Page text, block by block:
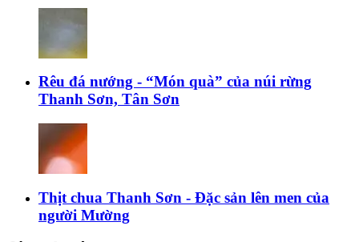
Rêu đá nướng - “Món quà” của núi rừng
Thanh Sơn, Tân Sơn
Thịt chua Thanh Sơn - Đặc sản lên men của
người Mường